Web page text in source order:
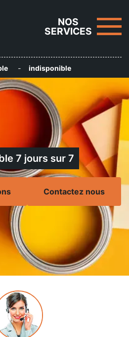
NOS
SERVICES
- indisponible
7 jours sur 7
Contactez nous